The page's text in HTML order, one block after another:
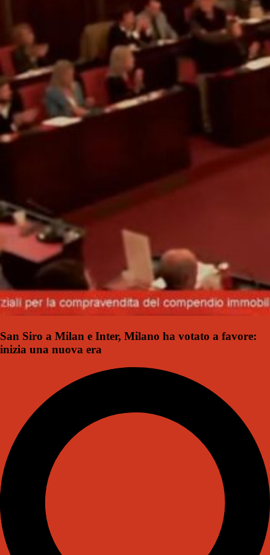
San Siro a Milan e Inter, Milano ha votato a favore:
inizia una nuova era